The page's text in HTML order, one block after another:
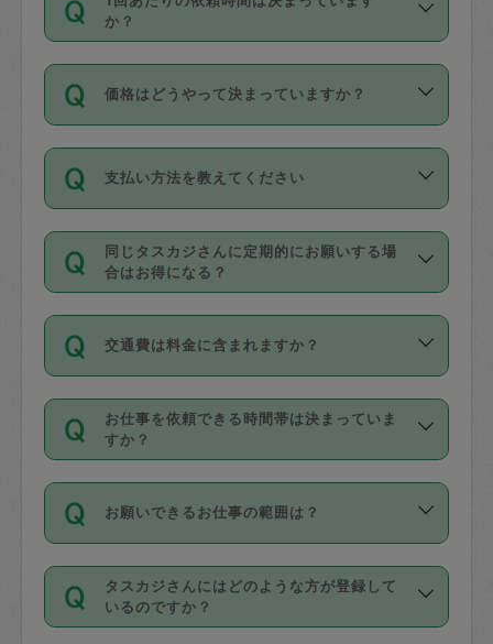
か？
依頼1回につき3時間固定です。3時間を
超えて依頼したい場合は、延長機能をご
利用ください。機能をご利用いただくに
の上事前申請することが必要です。な
お、3時間を下回っても、値引き等はござ
いません。
価格はどうやって決まっていますか？
11種類の価格帯の中からタスカジさん自
身が価格を選んで設定しています。
タスカジさんの価格設定には最初は制限
があり、レビュー件数、レビューの平均
値、などで除々に設定可能な最高額が上
がっていく仕組みになっています。
支払い方法を教えてください
お支払方法はクレジットカード（Visa／
Master／JCB／AMERICAN EXPRESS／
Diners Club）のみとなります。
を行う際にご入力ください。プロフィー
ル登録時にはご入力いただかなくても大
丈夫です。
デビットカード・プリペイドカード（Vプ
リカ、au WALLETなど）は支払にはご利
銀行振込や現金払いも対応していませ
なお、タスカジさんの交通費も、依頼料
金のご請求と合わせてお支払いとなりま
同じタスカジさんに定期的にお願いする場
合はお得になる？
依頼には「スポット」と「定期（毎週｜
隔週）」があり、「定期」の依頼は「ス
ポット」よりお得な料金でご利用できま
す。
定期の最低利用回数は設けていない代わ
りに、一定数を超えたキャンセルは有償
（例：毎週定期の場合は３回以上のキャ
ンセルが有償（1200円、隔週定期の場合
は２回以上のキャンセルが有償（1200
交通費は料金に含まれますか？
交通費は依頼料金とは別途発生し、依頼
料金のご請求と合わせてお支払いとなり
ます。交通費の金額は「依頼の詳細」に
お仕事を依頼できる時間帯は決まっていま
すか？
時間帯は3種類あります。いずれも１回あ
たり３時間です。
・ＡＭ ９時～１２時
・ＰＭ １３時～１６時
・夜 １８時～２１時
お願いできるお仕事の範囲は？
掃除、整理収納、洗濯、買い物、料理、
作り置きです。タスカジさんによってで
きる仕事の範囲が異なりますので、依頼
タスカジさんにはどのような方が登録して
いるのですか？